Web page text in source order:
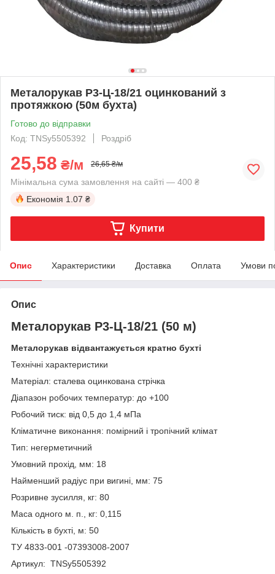
Металорукав Р3-Ц-18/21 оцинкований з
протяжкою (50м бухта)
Готово до відправки
Код: TNSy5505392
Роздріб
25,58 ₴/м 26,65 ₴/м
Мінімальна сума замовлення на сайті — 400 ₴
Економія 1.07 ₴
Купити
Опис Характеристики Доставка Оплата Умови
Опис
Металорукав Р3-Ц-18/21 (50 м)
Металорукав відвантажується кратно бухті
Технічні характеристики
Матеріал: сталева оцинкована стрічка
Діапазон робочих температур: до +100
Робочий тиск: від 0,5 до 1,4 мПа
Кліматичне виконання: помірний і тропічний клімат
Тип: негерметичний
Умовний прохід, мм: 18
Найменший радіус при вигині, мм: 75
Розривне зусилля, кг: 80
Маса одного м. п., кг: 0,115
Кількість в бухті, м: 50
ТУ 4833-001 -07393008-2007
Артикул: TNSy5505392